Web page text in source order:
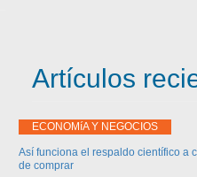
Artículos
ECONOMíA Y NEGOCIOS
Así funciona el respaldo científico a
de comprar